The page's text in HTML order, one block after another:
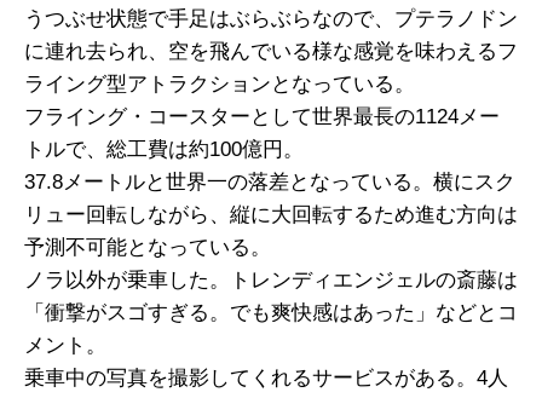
うつぶせ状態で手足はぶらぶらなので、プテラノドン
に連れ去られ、空を飛んでいる様な感覚を味わえるフ
ライング型アトラクションとなっている。
フライング・コースターとして世界最長の1124メー
トルで、総工費は約100億円。
37.8メートルと世界一の落差となっている。横にスク
リュー回転しながら、縦に大回転するため進む方向は
予測不可能となっている。
ノラ以外が乗車した。トレンディエンジェルの斎藤は
「衝撃がスゴすぎる。でも爽快感はあった」などとコ
メント。
乗車中の写真を撮影してくれるサービスがある。4人